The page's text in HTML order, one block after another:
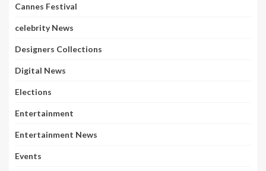
Cannes Festival
celebrity News
Designers Collections
Digital News
Elections
Entertainment
Entertainment News
Events